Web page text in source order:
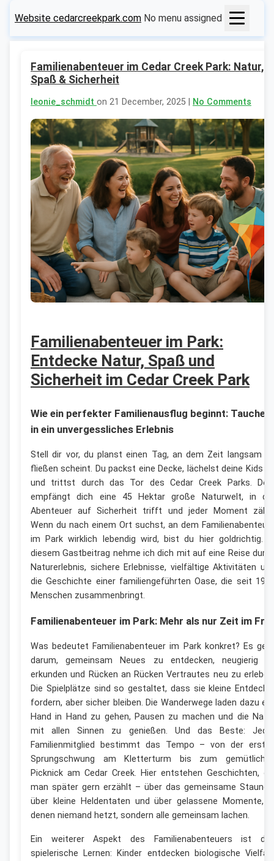
Website cedarcreekpark.com No menu assigned
Familienabenteuer im Cedar Creek Park: Natur,
Spaß & Sicherheit
leonie_schmidt on 21 December, 2025 | No Comments
Familienabenteuer im Park:
Entdecke Natur, Spaß und
Sicherheit im Cedar Creek Park
Wie ein perfekter Familienausflug beginnt: Tauche
in ein unvergessliches Erlebnis
Stell dir vor, du planst einen Tag, an dem Zeit langsam
fließen scheint. Du packst eine Decke, lächelst deine Kids
und trittst durch das Tor des Cedar Creek Parks.
empfängt dich eine 45 Hektar große Naturwelt, in
Abenteuer auf Sicherheit trifft und jeder Moment
Wenn du nach einem Ort suchst, an dem
im Park wirklich lebendig wird, bist du hier goldrichtig.
diesem Gastbeitrag nehme ich dich mit auf eine Reise
Naturerlebnis, sichere Erlebnisse, vielfältige Aktivitäten
die Geschichte einer familiengeführten Oase, die seit
Menschen zusammenbringt.
Familienabenteuer im Park: Mehr als nur Zeit im
Was bedeutet Familienabenteuer im Park konkret? Es
darum, gemeinsam Neues zu entdecken, neugierig
erkunden und Rücken an Rücken Vertrautes neu zu
Die Spielplätze sind so gestaltet, dass sie kleine
fordern, aber sicher bleiben. Die Wanderwege laden dazu
Hand in Hand zu gehen, Pausen zu machen und die
mit allen Sinnen zu genießen. Und das Beste:
Familienmitglied bestimmt das Tempo – von der
Sprungschwung am Kletterturm bis zum
Picknick am Cedar Creek. Hier entstehen Geschichten,
man später gern erzählt – über das gemeinsame
über kleine Heldentaten und über gelassene Momente,
denen niemand hetzt, sondern alle gemeinsam lachen.
Ein weiterer Aspekt des Familienabenteuers ist
spielerische Lernen: Kinder entdecken biologische